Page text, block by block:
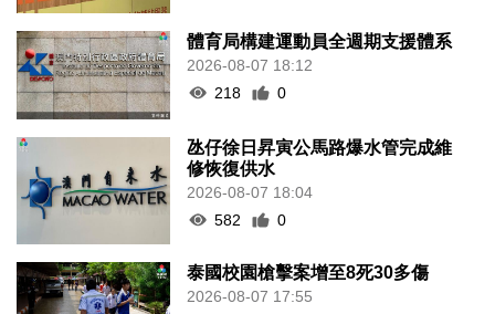
體育局構建運動員全週期支援體系
2026-08-07 18:12
218
0
氹仔徐日昇寅公馬路爆水管完成維
修恢復供水
2026-08-07 18:04
582
0
泰國校園槍擊案增至8死30多傷
2026-08-07 17:55